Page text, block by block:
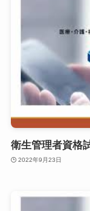
衛生管理者資格
2022年9月23日